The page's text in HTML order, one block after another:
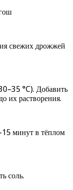
свежих дрожжей
°C). Добавить
их растворения.
минут в тёплом
соль.